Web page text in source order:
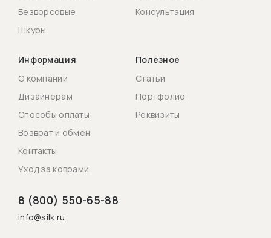
Безворсовые
Шкуры
Консультация
Информация
О компании
Дизайнерам
Способы оплаты
Возврат и обмен
Контакты
Уход за коврами
Полезное
Статьи
Портфолио
Реквизиты
8 (800) 550-65-88
info@silk.ru